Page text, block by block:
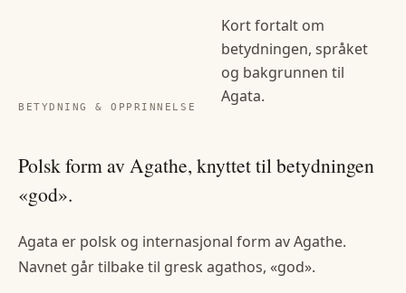
BETYDNING & OPPRINNELSE
Kort fortalt om
betydningen, språket
og bakgrunnen til
Agata.
Polsk form av Agathe, knyttet til betydningen
«god».
Agata er polsk og internasjonal form av Agathe.
Navnet går tilbake til gresk agathos, «god».